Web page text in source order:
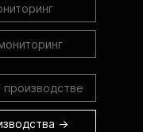
производстве
→